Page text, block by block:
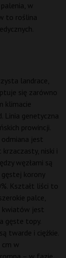
w
to roślina
landrace,
się zarówno
klimacie
Linia genetyczna
prowincji.
jest
niski i
węzłami są
korony
Kształt liści to
palce,
kwiatów jest
gęste topy.
twarde i ciężkie.
cm w